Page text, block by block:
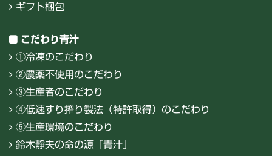
ギフト梱包
こだわり青汁
①冷凍のこだわり
②農薬不使用のこだわり
③生産者のこだわり
④低速すり搾り製法（特許取得）のこだわり
⑤生産環境のこだわり
鈴木靜夫の命の源「青汁」